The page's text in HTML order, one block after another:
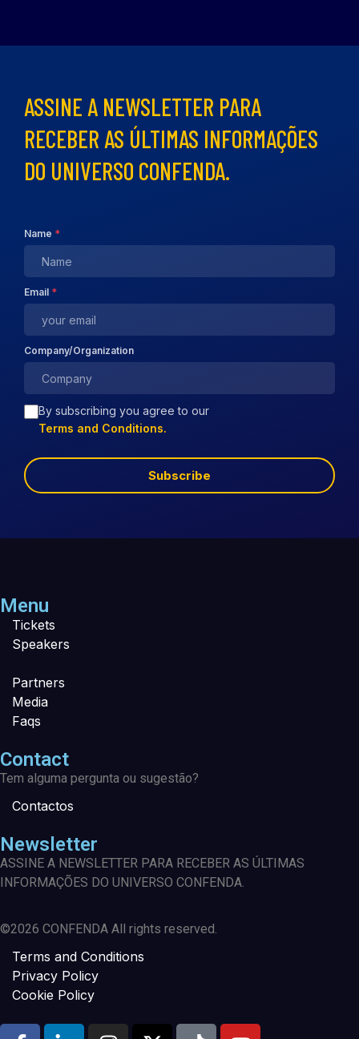
ASSINE A NEWSLETTER PARA
RECEBER AS ÚLTIMAS INFORMAÇÕES
DO UNIVERSO CONFENDA.
Name *
Email *
Company/Organization
By subscribing you agree to our
Terms and Conditions.
Subscribe
Menu
Tickets
Speakers
Partners
Media
Faqs
Contact
Tem alguma pergunta ou sugestão?
Contactos
Newsletter
ASSINE A NEWSLETTER PARA RECEBER AS ÚLTIMAS
INFORMAÇÕES DO UNIVERSO CONFENDA.
©2026 CONFENDA All rights reserved.
Terms and Conditions
Privacy Policy
Cookie Policy